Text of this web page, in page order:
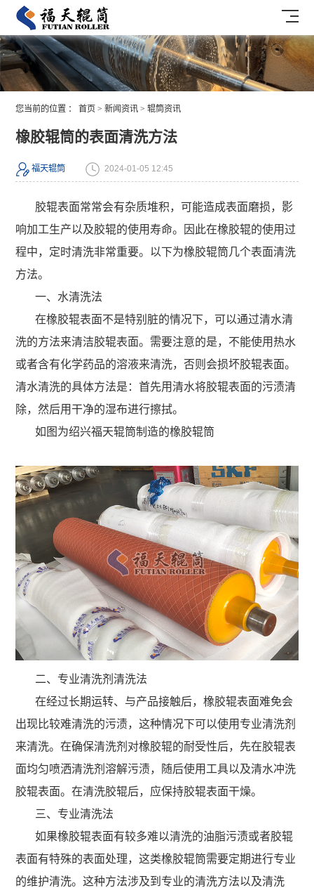
您当前的位置 ：首页 >新闻资讯 >辊筒资讯
橡胶辊筒的表面清洗方法
福天辊筒 2024-01-05 12:45
胶辊表面常常会有杂质堆积，可能造成表面磨损，影
响加工生产以及胶辊的使用寿命。因此在橡胶辊的使用过
程中，定时清洗非常重要。以下为橡胶辊筒几个表面清洗
方法。
一、水清洗法
在橡胶辊表面不是特别脏的情况下，可以通过清水清
洗的方法来清洁胶辊表面。需要注意的是，不能使用热水
或者含有化学药品的溶液来清洗，否则会损坏胶辊表面。
清水清洗的具体方法是：首先用清水将胶辊表面的污渍清
除，然后用干净的湿布进行擦拭。
如图为绍兴福天辊筒制造的橡胶辊筒
二、专业清洗剂清洗法
在经过长期运转、与产品接触后，橡胶辊表面难免会
出现比较难清洗的污渍，这种情况下可以使用专业清洗剂
来清洗。在确保清洗剂对橡胶辊的耐受性后，先在胶辊表
面均匀喷洒清洗剂溶解污渍，随后使用工具以及清水冲洗
胶辊表面。在清洗胶辊后，应保持胶辊表面干燥。
三、专业清洗法
如果橡胶辊表面有较多难以清洗的油脂污渍或者胶辊
表面有特殊的表面处理，这类橡胶辊筒需要定期进行专业
的维护清洗。这种方法涉及到专业的清洗方法以及清洗